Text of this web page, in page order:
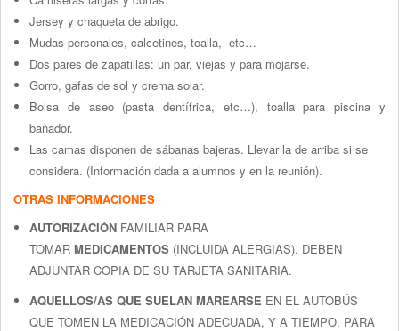
Jersey y chaqueta de abrigo.
Mudas personales, calcetines, toalla, etc…
Dos pares de zapatillas: un par, viejas y para mojarse.
Gorro, gafas de sol y crema solar.
Bolsa de aseo (pasta dentífrica, etc…), toalla para piscina y
bañador.
Las camas disponen de sábanas bajeras. Llevar la de arriba si se
considera. (Información dada a alumnos y en la reunión).
OTRAS INFORMACIONES
AUTORIZACIÓN FAMILIAR PARA
TOMAR MEDICAMENTOS (INCLUIDA ALERGIAS). DEBEN
ADJUNTAR COPIA DE SU TARJETA SANITARIA.
AQUELLOS/AS QUE SUELAN MAREARSE EN EL AUTOBÚS
QUE TOMEN LA MEDICACIÓN ADECUADA, Y A TIEMPO, PARA